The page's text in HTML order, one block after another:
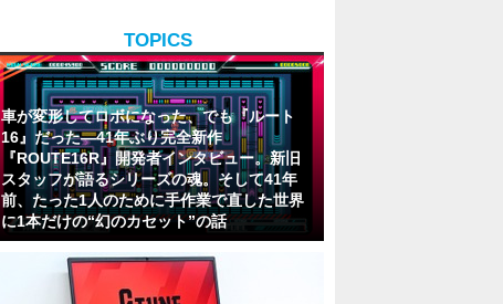
TOPICS
車が変形してロボになった、でも『ルート
16』だった―41年ぶり完全新作
『ROUTE16R』開発者インタビュー。新旧
スタッフが語るシリーズの魂。そして41年
前、たった1人のために手作業で直した世界
に1本だけの“幻のカセット”の話